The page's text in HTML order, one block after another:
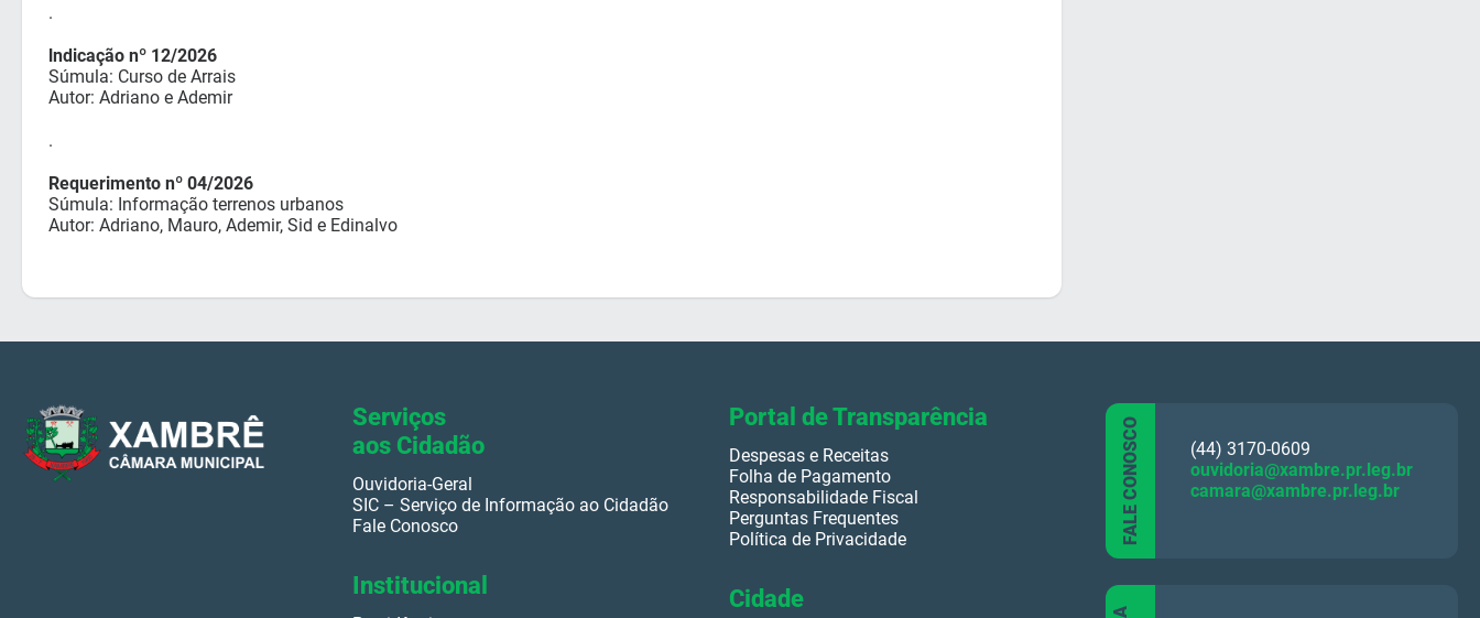
.
lndicação nº 12/2026
Súmula: Curso de Arrais
Autor: Adriano e Ademir
.
Requerimento nº 04/2026
Súmula: Informação terrenos urbanos
Autor: Adriano, Mauro, Ademir, Sid e Edinalvo
Serviços
aos Cidadão
Ouvidoria-Geral
SIC – Serviço de Informação ao Cidadão
Fale Conosco
Institucional
Portal de Transparência
Despesas e Receitas
Folha de Pagamento
Responsabilidade Fiscal
Perguntas Frequentes
Política de Privacidade
Cidade
FALE CONOSCO
(44) 3170-0609
ouvidoria@xambre.pr.leg.br
camara@xambre.pr.leg.br